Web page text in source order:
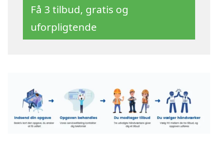
Få 3 tilbud, gratis og
uforpligtende